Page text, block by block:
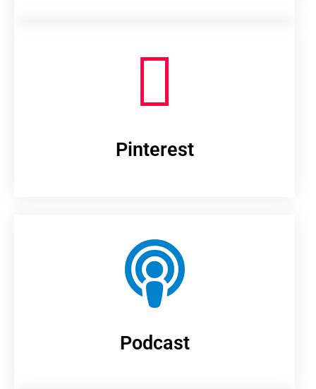
Pinterest
Podcast